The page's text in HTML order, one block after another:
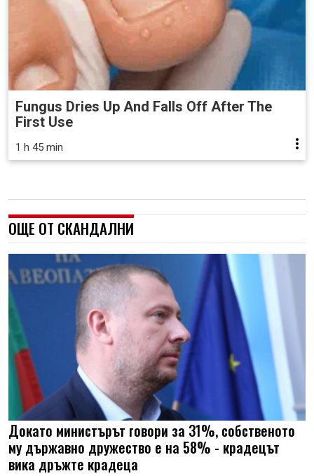
Fungus Dries Up And Falls Off After The
First Use
1 h 45 min
ОЩЕ ОТ СКАНДАЛНИ
Докато министърът говори за 31%, собственото
му държавно дружество е на 58% - крадецът
вика дръжте крадеца